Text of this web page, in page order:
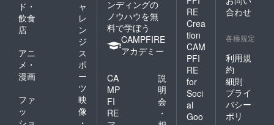
ド・
飲食
店
ャ
レ
ン
ジ
アニ
メ・
漫画
ス
ポ
ー
ツ
ファ
ッ
ショ
映
像
・
ンディングの
ノウハウを無
料で学ぼう
CAMPFIRE
アカデミー
CA
MP
FI
RE
説
明
会
・
RE
Crea
tion
CAM
PFI
RE
for
Soci
al
Goo
合わせ
各種規定
利用規
約
細則
プライ
バシー
ポリ